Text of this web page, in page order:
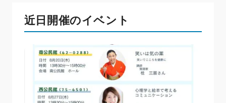
近日開催のイベント